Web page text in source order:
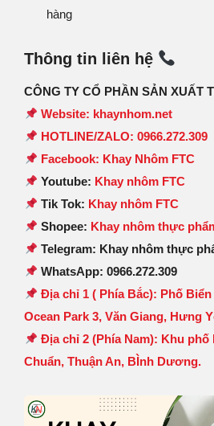
hàng
Thông tin liên hệ
CÔNG TY CỔ PHẦN SẢN XUẤT
Website: khaynhom.net
HOTLINE/ZALO: 0966.272.309
Facebook: Khay Nhôm FTC
Youtube: Khay nhôm FTC
Tik Tok: Khay nhôm FTC
Shopee: Khay nhôm thực
Telegram: Khay nhôm thực
WhatsApp: 0966.272.309
Địa chỉ 1 ( Phía Bắc): Phố Biển
Ocean Park 3, Văn Giang, Hưng
Địa chỉ 2 (Phía Nam): Khu
Chuẩn, Thuận An, BÌnh Dương.